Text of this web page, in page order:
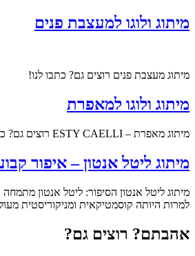
מיתוג ולוגו למעצבת פנים
מיתוג מעצבת פנים רוצים גם? כתבו לנו!
מיתוג ולוגו למאפרת
מיתוג מאפרת – ESTY CAELLI רוצים גם? כתבו לנו!
מיתוג ליטל אנטון – איפור
מיתוג ליטל אנטון הסיפור: ליטל אנטון
למרות היותה קוסמטיקאית ומניקוריסטית
אהבתם? רוצים גם?